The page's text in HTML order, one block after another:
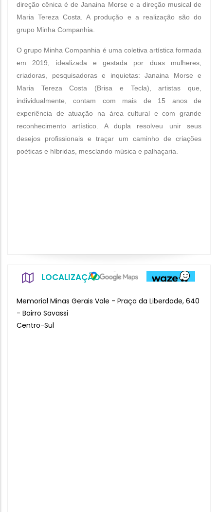
direção cênica é de Janaina Morse e a direção musical de
Maria Tereza Costa. A produção e a realização são do
grupo Minha Companhia.
O grupo Minha Companhia é uma coletiva artística formada
em 2019, idealizada e gestada por duas mulheres,
criadoras, pesquisadoras e inquietas: Janaina Morse e
Maria Tereza Costa (Brisa e Tecla), artistas que,
individualmente, contam com mais de 15 anos de
experiência de atuação na área cultural e com grande
reconhecimento artístico. A dupla resolveu unir seus
desejos profissionais e traçar um caminho de criações
poéticas e híbridas, mesclando música e palhaçaria.
LOCALIZAÇÃO
Memorial Minas Gerais Vale - Praça da Liberdade, 640
- Bairro Savassi
Centro-Sul